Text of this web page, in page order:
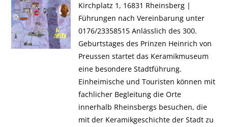
Kirchplatz 1, 16831 Rheinsberg |
Führungen nach Vereinbarung unter
0176/23358515 Anlässlich des 300.
Geburtstages des Prinzen Heinrich von
Preussen startet das Keramikmuseum
eine besondere Stadtführung.
Einheimische und Touristen können mit
fachlicher Begleitung die Orte
innerhalb Rheinsbergs besuchen, die
mit der Keramikgeschichte der Stadt zu